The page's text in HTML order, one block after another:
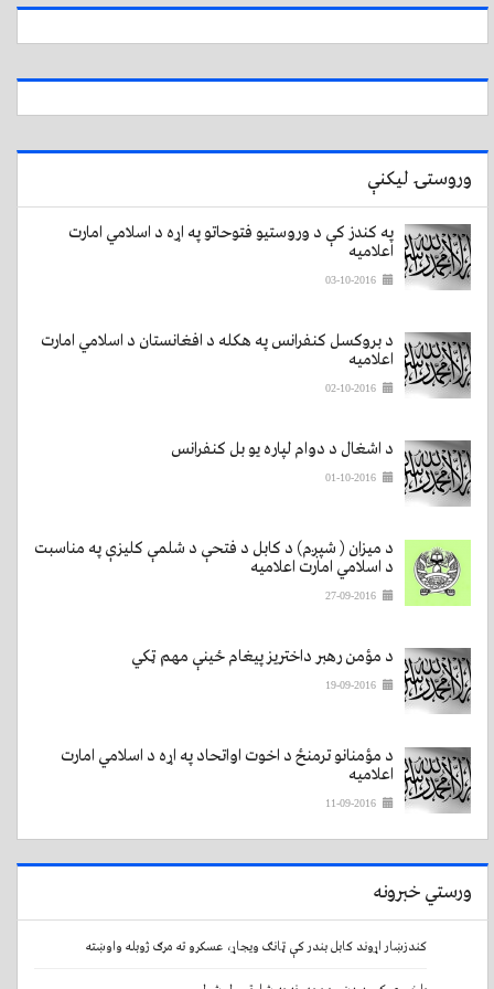
وروستۍ لیکنې
په کندز کې د وروستیو فتوحاتو په اړه د اسلامي امارت
اعلامیه
03-10-2016
د بروکسل کنفرانس په هکله د افغانستان د اسلامي امارت
اعلامیه
02-10-2016
د اشغال د دوام لپاره یو بل کنفرانس
01-10-2016
د میزان ( شپږم) د کابل د فتحې د شلمې کلیزې په مناسبت
د اسلامي امارت اعلامیه
27-09-2016
د مؤمن رهبر داختریز پیغام ځینې مهم ټکي
19-09-2016
د مؤمنانو ترمنځ د اخوت اواتحاد په اړه د اسلامي امارت
اعلامیه
11-09-2016
ورستي خبرونه
کندزښار اړوند کابل بندر کې ټانګ ویجاړ، عسکرو ته مرګ ژوبله واوښته